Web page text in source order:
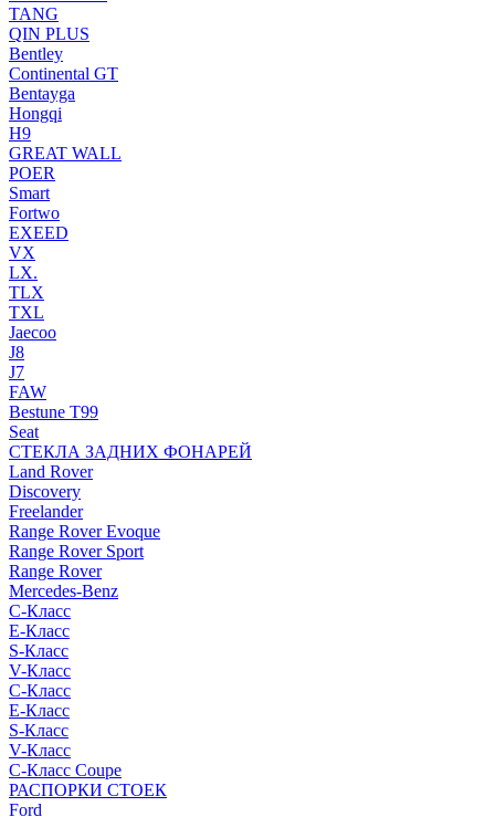
TANG
QIN PLUS
Bentley
Continental GT
Bentayga
Hongqi
H9
GREAT WALL
POER
Smart
Fortwo
EXEED
VX
LX.
TLX
TXL
Jaecoo
J8
J7
FAW
Bestune T99
Seat
СТЕКЛА ЗАДНИХ ФОНАРЕЙ
Land Rover
Discovery
Freelander
Range Rover Evoque
Range Rover Sport
Range Rover
Mercedes-Benz
C-Класс
E-Класс
S-Класс
V-Класс
C-Класс
E-Класс
S-Класс
V-Класс
C-Класс Coupe
РАСПОРКИ СТОЕК
Ford